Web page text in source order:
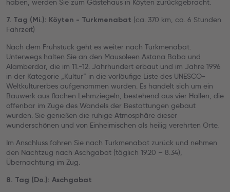
haben, werden Sie zum Gästehaus in Köyten zurückgebracht.
7. Tag (Mi.): Köyten - Turkmenabat (ca. 370 km, ca. 6 Stunden
Fahrzeit)
Nach dem Frühstück geht es weiter nach Turkmenabat.
Unterwegs halten Sie an den Mausoleen Astana Baba und
Alamberdar, die im 11.-12. Jahrhundert erbaut und im Jahre 1996
in der Kategorie „Kultur“ in die vorläufige Liste des UNESCO-
Weltkulturerbes aufgenommen wurden. Es handelt sich um ein
Bauwerk aus flachen Lehmziegeln, bestehend aus vier Hallen, die
offenbar im Zuge des Wandels der Bestattungen gebaut
wurden. Sie genießen die ruhige Atmosphäre dieser
wunderschönen und von Einheimischen als heilig verehrten Orte.
Im Anschluss fahren Sie nach Turkmenabat zurück und nehmen
den Nachtzug nach Aschgabat (täglich 19.20 – 8.34),
Übernachtung im Zug.
8. Tag (Do.): Aschgabat